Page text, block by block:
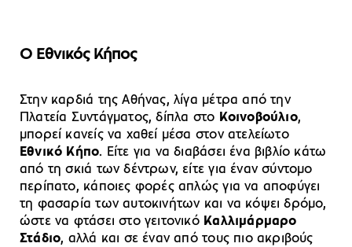
Ο Εθνικός Κήπος
Στην καρδιά της Αθήνας, λίγα μέτρα από την
Πλατεία Συντάγματος, δίπλα στο Κοινοβούλιο,
μπορεί κανείς να χαθεί μέσα στον ατελείωτο
Εθνικό Κήπο. Είτε για να διαβάσει ένα βιβλίο κάτω
από τη σκιά των δέντρων, είτε για έναν σύντομο
περίπατο, κάποιες φορές απλώς για να αποφύγει
τη φασαρία των αυτοκινήτων και να κόψει δρόμο,
ώστε να φτάσει στο γειτονικό Καλλιμάρμαρο
Στάδιο, αλλά και σε έναν από τους πιο ακριβούς